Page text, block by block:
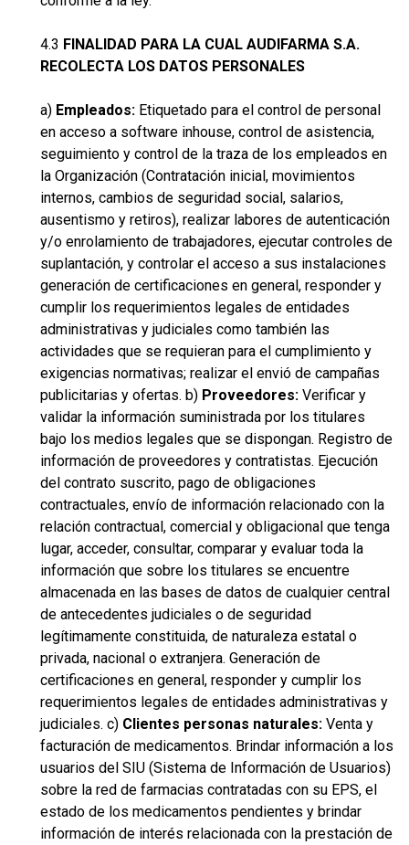
4.3 FINALIDAD PARA LA CUAL AUDIFARMA S.A.
RECOLECTA LOS DATOS PERSONALES
a) Empleados: Etiquetado para el control de personal
en acceso a software inhouse, control de asistencia,
seguimiento y control de la traza de los empleados en
la Organización (Contratación inicial, movimientos
internos, cambios de seguridad social, salarios,
ausentismo y retiros), realizar labores de autenticación
y/o enrolamiento de trabajadores, ejecutar controles de
suplantación, y controlar el acceso a sus instalaciones
generación de certificaciones en general, responder y
cumplir los requerimientos legales de entidades
administrativas y judiciales como también las
actividades que se requieran para el cumplimiento y
exigencias normativas; realizar el envió de campañas
publicitarias y ofertas. b) Proveedores: Verificar y
validar la información suministrada por los titulares
bajo los medios legales que se dispongan. Registro de
información de proveedores y contratistas. Ejecución
del contrato suscrito, pago de obligaciones
contractuales, envío de información relacionado con la
relación contractual, comercial y obligacional que tenga
lugar, acceder, consultar, comparar y evaluar toda la
información que sobre los titulares se encuentre
almacenada en las bases de datos de cualquier central
de antecedentes judiciales o de seguridad
legítimamente constituida, de naturaleza estatal o
privada, nacional o extranjera. Generación de
certificaciones en general, responder y cumplir los
requerimientos legales de entidades administrativas y
judiciales. c) Clientes personas naturales: Venta y
facturación de medicamentos. Brindar información a los
usuarios del SIU (Sistema de Información de Usuarios)
sobre la red de farmacias contratadas con su EPS, el
estado de los medicamentos pendientes y brindar
información de interés relacionada con la prestación de